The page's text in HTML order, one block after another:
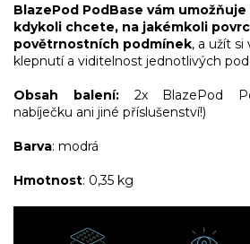
BlazePod PodBase vám
kdykoli chcete, na jakémkoli
povětrnostních podmínek, a užít
klepnutí a viditelnost jednotlivých
Obsah balení:2x BlazePod
nabíječku ani jiné příslušenství!)
Barva: modrá
Hmotnost: 0,35 kg